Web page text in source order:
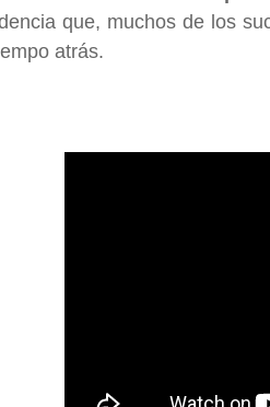
que, muchos de los
atrás.